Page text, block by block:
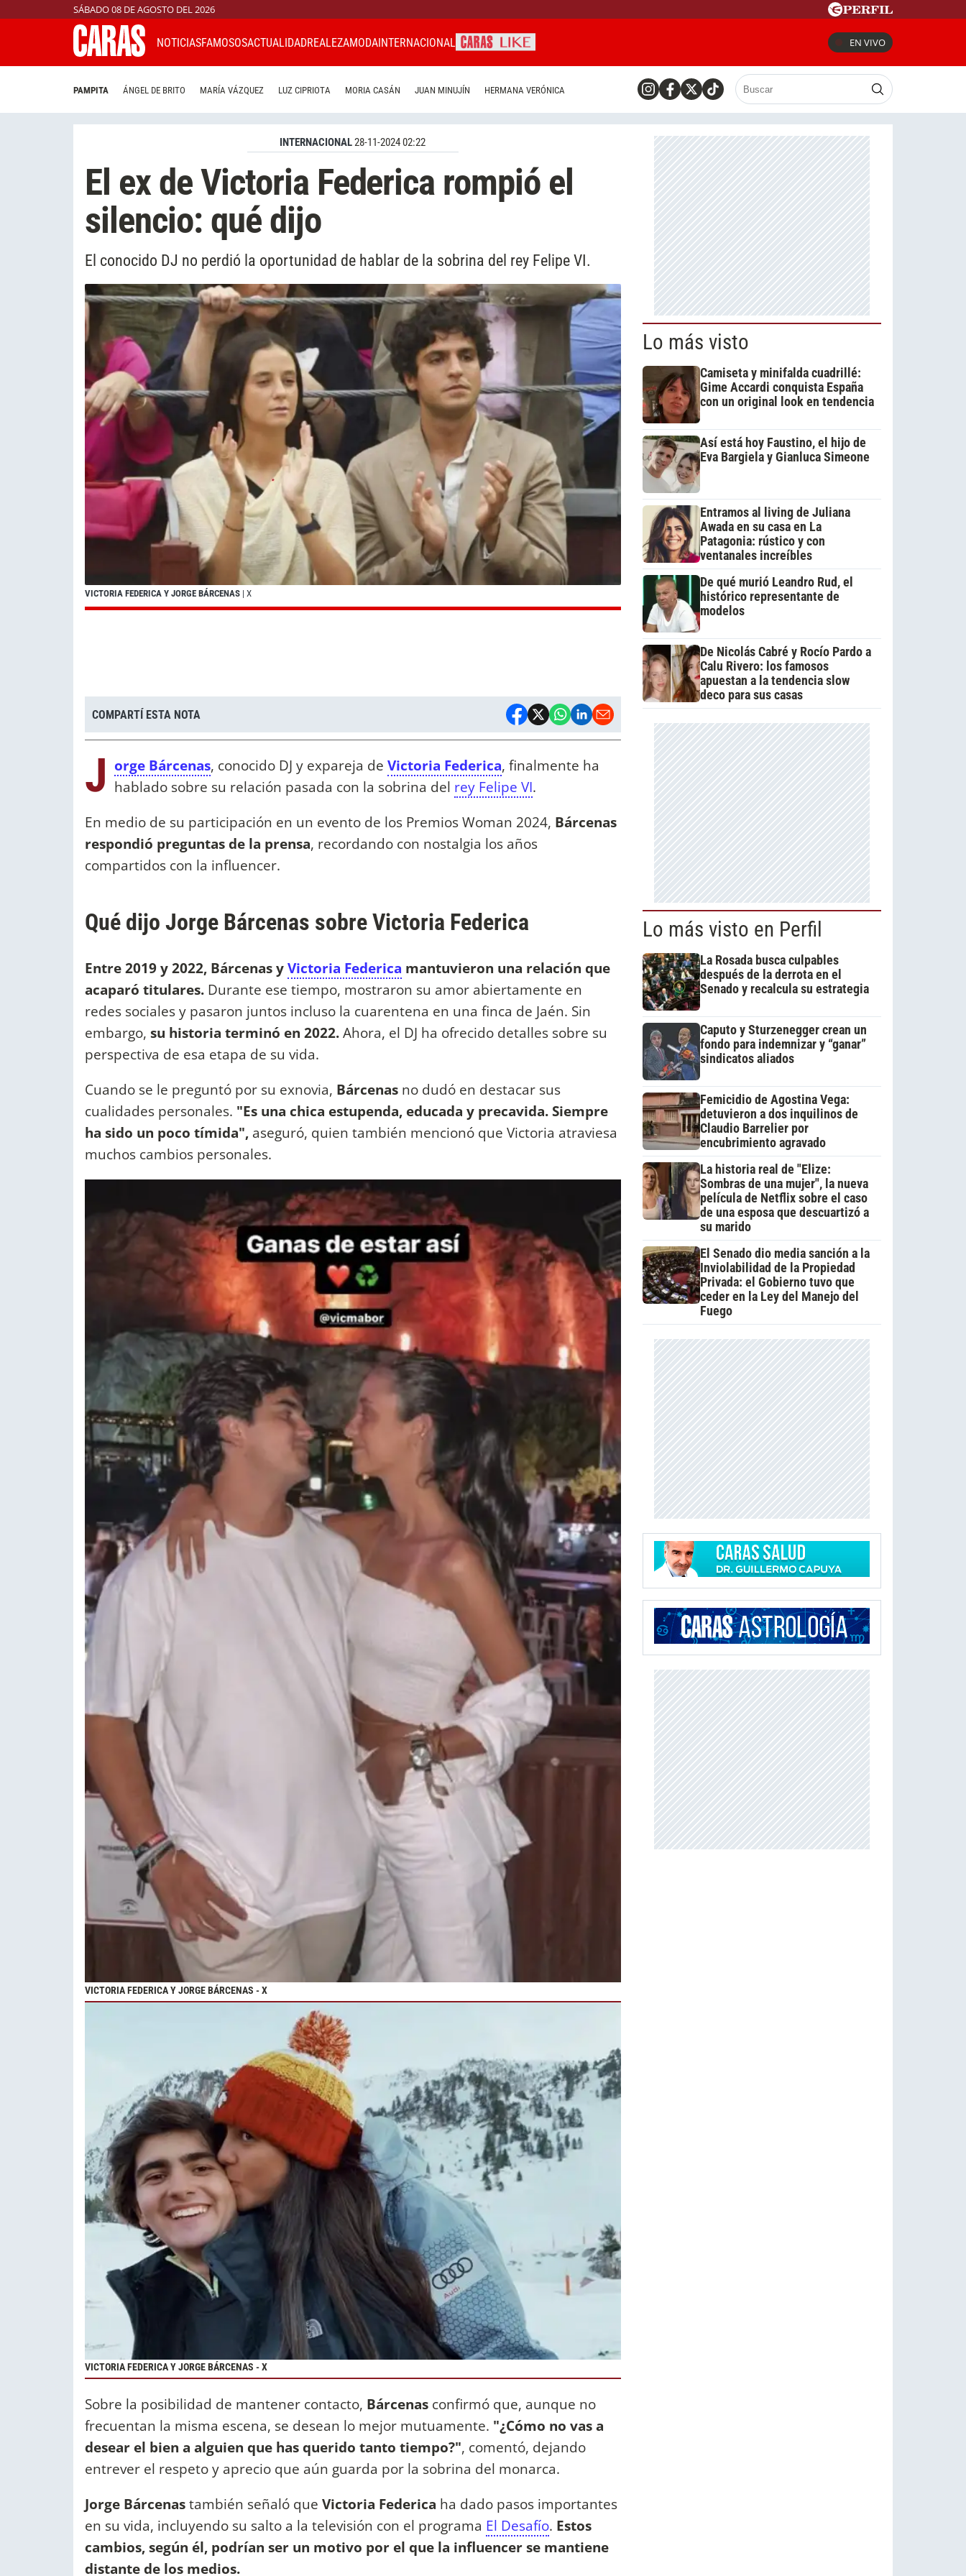
SÁBADO 08 DE AGOSTO DEL 2026
NOTICIASFAMOSOSACTUALIDADREALEZAMODAINTERNACIONAL EN VIVO
PAMPITA ÁNGEL DE BRITO MARÍA VÁZQUEZ LUZ CIPRIOTA MORIA CASÁN JUAN MINUJÍN HERMANA VERÓNICA
INTERNACIONAL28-11-2024 02:22
El ex de Victoria Federica rompió el
silencio: qué dijo
El conocido DJ no perdió la oportunidad de hablar de la sobrina del rey Felipe VI.
VICTORIA FEDERICA Y JORGE BÁRCENAS | X
COMPARTÍ ESTA NOTA
J orge Bárcenas, conocido DJ y expareja de Victoria Federica, finalmente ha
hablado sobre su relación pasada con la sobrina del rey Felipe VI.
En medio de su participación en un evento de los Premios Woman 2024, Bárcenas
respondió preguntas de la prensa, recordando con nostalgia los años
compartidos con la influencer.
Qué dijo Jorge Bárcenas sobre Victoria Federica
Entre 2019 y 2022, Bárcenas yVictoria Federica mantuvieron una relación que
acaparó titulares. Durante ese tiempo, mostraron su amor abiertamente en
redes sociales y pasaron juntos incluso la cuarentena en una finca de Jaén. Sin
embargo, su historia terminó en 2022.Ahora, el DJ ha ofrecido detalles sobre su
perspectiva de esa etapa de su vida.
Cuando se le preguntó por su exnovia, Bárcenas no dudó en destacar sus
cualidades personales. "Es una chica estupenda, educada y precavida. Siempre
ha sido un poco tímida", aseguró, quien también mencionó que Victoria atraviesa
muchos cambios personales.
VICTORIA FEDERICA Y JORGE BÁRCENAS - X
VICTORIA FEDERICA Y JORGE BÁRCENAS - X
Sobre la posibilidad de mantener contacto, Bárcenas confirmó que, aunque no
frecuentan la misma escena, se desean lo mejor mutuamente. "¿Cómo no vas a
desear el bien a alguien que has querido tanto tiempo?", comentó, dejando
entrever el respeto y aprecio que aún guarda por la sobrina del monarca.
Jorge Bárcenastambién señaló que Victoria Federica ha dado pasos importantes
en su vida, incluyendo su salto a la televisión con el programa El Desafío. Estos
cambios, según él, podrían ser un motivo por el que la influencer se mantiene
distante de los medios.
Lo más visto
Camiseta y minifalda cuadrillé:
Gime Accardi conquista España
con un original look en tendencia
Así está hoy Faustino, el hijo de
Eva Bargiela y Gianluca Simeone
Entramos al living de Juliana
Awada en su casa en La
Patagonia: rústico y con
ventanales increíbles
De qué murió Leandro Rud, el
histórico representante de
modelos
De Nicolás Cabré y Rocío Pardo a
Calu Rivero: los famosos
apuestan a la tendencia slow
deco para sus casas
Lo más visto en Perfil
La Rosada busca culpables
después de la derrota en el
Senado y recalcula su estrategia
Caputo y Sturzenegger crean un
fondo para indemnizar y “ganar”
sindicatos aliados
Femicidio de Agostina Vega:
detuvieron a dos inquilinos de
Claudio Barrelier por
encubrimiento agravado
La historia real de "Elize:
Sombras de una mujer", la nueva
película de Netflix sobre el caso
de una esposa que descuartizó a
su marido
El Senado dio media sanción a la
Inviolabilidad de la Propiedad
Privada: el Gobierno tuvo que
ceder en la Ley del Manejo del
Fuego